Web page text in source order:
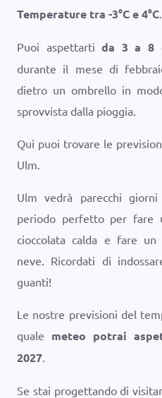
Temperature tra -3°Ce4°C.
Puoi aspettartida 3 a 8
durante il mese di
dietro un ombrello in
sprovvista dalla pioggia.
Qui puoi trovare le
Ulm.
Ulm vedrà parecchi
periodo perfetto per fare
cioccolata calda e fare
neve. Ricordati di
guanti!
Le nostre previsioni del
quale meteo potrai
2027.
Se stai progettando di